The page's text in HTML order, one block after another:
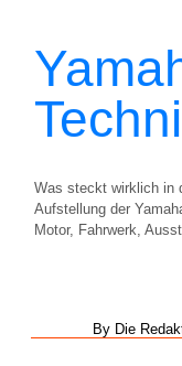
Was steckt wirklich in
Aufstellung der
Motor, Fahrwerk,
By Die